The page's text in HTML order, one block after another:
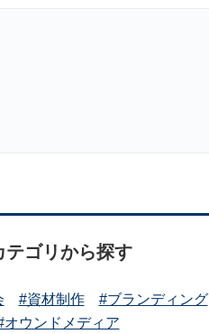
テゴリから探す
#資材制作 #ブランディング
オウンドメディア